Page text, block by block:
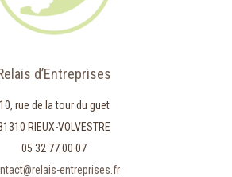
d’Entreprises
10, rue de la tour du guet
RIEUX-VOLVESTRE
05 32 77 00 07
entreprises.fr